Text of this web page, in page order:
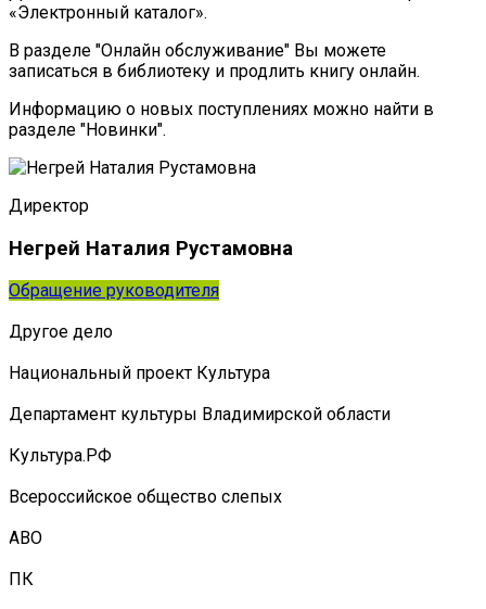
«Электронный каталог».
В разделе "Онлайн обслуживание" Вы можете
записаться в библиотеку и продлить книгу онлайн.
Информацию о новых поступлениях можно найти в
разделе "Новинки".
Директор
Негрей Наталия Рустамовна
Обращение руководителя
Другое дело
Национальный проект Культура
Департамент культуры Владимирской области
Культура.РФ
Всероссийское общество слепых
АВО
ПК